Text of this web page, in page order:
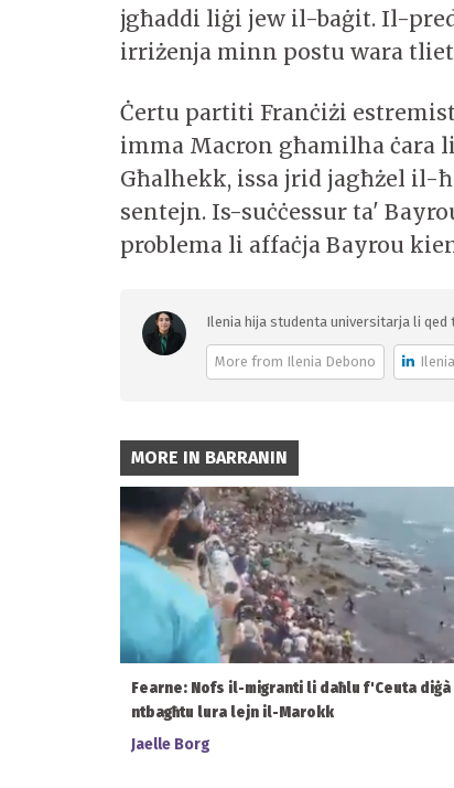
jgħaddi liġi jew il-baġit. Il-
irriżenja minn postu wara
Ċertu partiti Franċiżi
imma Macron għamilha ċara
Għalhekk, issa jrid jagħżel
sentejn. Is-suċċessur ta'
problema li affaċja Bayrou
Ilenia hija studenta universitarja li
More from Ilenia Debono
MORE IN BARRANIN
Fearne: Nofs il-migranti li daħlu f'Ceuta diġà
ntbagħtu lura lejn il-Marokk
Jaelle Borg